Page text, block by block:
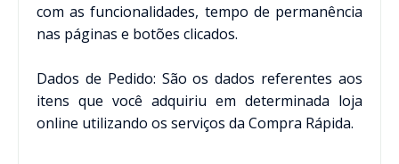
com as funcionalidades, tempo de permanência
nas páginas e botões clicados.
Dados de Pedido: São os dados referentes aos
itens que você adquiriu em determinada loja
online utilizando os serviços da Compra Rápida.